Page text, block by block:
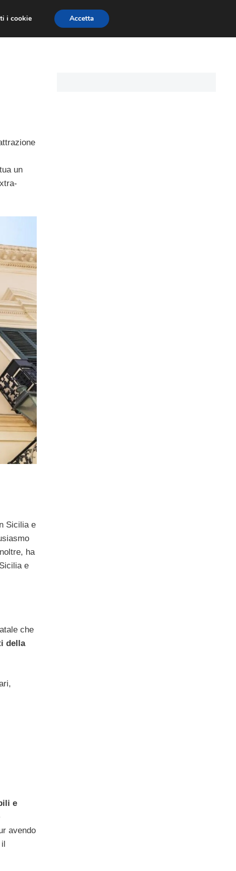
PERSONALI
un
Sicilia e
ha
e
che
della
e
avendo
i cookie
Accetta